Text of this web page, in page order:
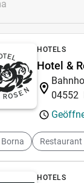
HOTELS
Hotel &
04552
Restaurant
HOTELS